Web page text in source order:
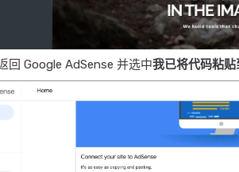
回 Google AdSense 并选中我已将代码粘